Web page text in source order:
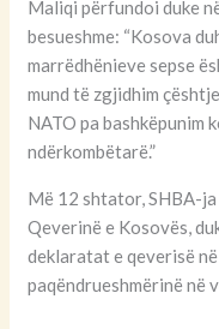
Maliqi përfundoi duke
besueshme: “Kosova
marrëdhënieve sepse
mund të zgjidhim
NATO pa
ndërkombëtarë.”
Më 12 shtator, SHBA-
Qeverinë e Kosovës,
deklaratat e qeverisë
paqëndrueshmërinë në